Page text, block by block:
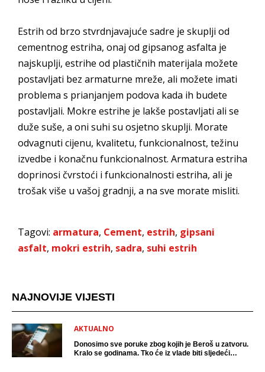
Estrih od brzo stvrdnjavajuće sadre je skuplji od
cementnog estriha, onaj od gipsanog asfalta je
najskuplji, estrihe od plastičnih materijala možete
postavljati bez armaturne mreže, ali možete imati
problema s prianjanjem podova kada ih budete
postavljali. Mokre estrihe je lakše postavljati ali se
duže suše, a oni suhi su osjetno skuplji. Morate
odvagnuti cijenu, kvalitetu, funkcionalnost, težinu
izvedbe i konačnu funkcionalnost. Armatura estriha
doprinosi čvrstoći i funkcionalnosti estriha, ali je
trošak više u vašoj gradnji, a na sve morate misliti.
Tagovi: armatura, Cement, estrih, gipsani
asfalt, mokri estrih, sadra, suhi estrih
NAJNOVIJE VIJESTI
AKTUALNO
Donosimo sve poruke zbog kojih je Beroš u zatvoru.
Kralo se godinama. Tko će iz vlade biti sljedeći